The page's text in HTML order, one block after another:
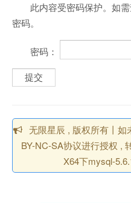
此内容受密码保护。如
密码。
密码：
无限星辰 , 版权所有丨如
BY-NC-SA协议进行授权 ,
X64下mysql-